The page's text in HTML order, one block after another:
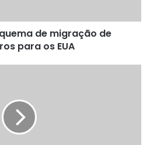
de migração de
para os EUA